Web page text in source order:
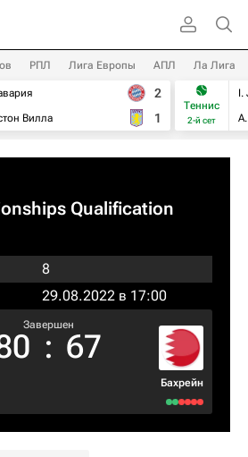
РПЛ Лига Европы АПЛ Ла Лига
Вилла
2
1
Теннис
2-й сет
I.
Qualification
8
29.08.2022 в 17:00
Завершен
: 67
Бахрейн